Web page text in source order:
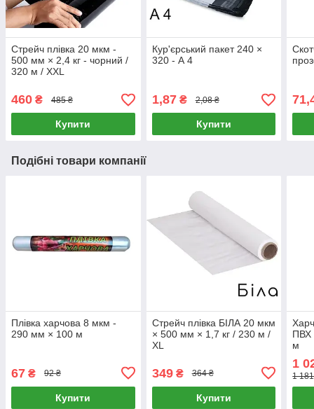
Стрейч плівка 20 мкм -
500 мм × 2,4 кг - чорний /
320 м / XXL
460 ₴ 485 ₴
Купити
Кур'єрський пакет 240 ×
320 - А 4
1,87₴ 2,08 ₴
Купити
Подібні товари компанії
Плівка харчова 8 мкм -
290 мм × 100 м
67 ₴ 92 ₴
Купити
Стрейч плівка БІЛА 20 мкм
× 500 мм × 1,7 кг / 230 м /
XL
349₴ 364 ₴
Купити
ПВХ
м
1
1